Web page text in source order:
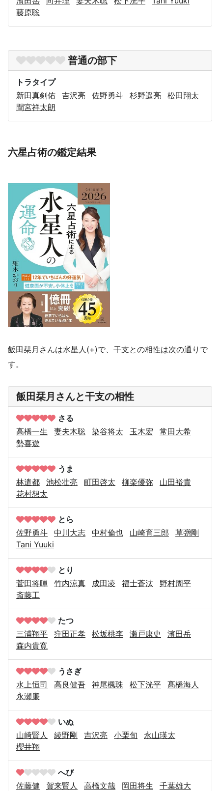
藤原聡
普通の部下
トラタイプ
新田真剣佑
吉沢亮 佐野勇斗 杉野遥亮
松田翔太
間宮祥太朗
六星占術の鑑定結果
飯田栞月さんは水星人(+)で、干支との相性は次の通りで
す。
飯田栞月さんと干支の相性
さる
高橋一生
妻夫木聡 染谷将太 玉木宏
常田大希
勢喜遊
うま
林遣都
池松壮亮 町田啓太 柳楽優弥
山田裕貴
花村想太
とら
佐野勇斗
中川大志 中村倫也 山崎育三郎
草彅剛
Tani Yuuki
とり
菅田将暉
竹内涼真 成田凌 福士蒼汰
野村周平
斎藤工
たつ
三浦翔平
窪田正孝 松坂桃李 瀬戸康史
濱田岳
森内貴寛
うさぎ
水上恒司
高良健吾 神尾楓珠 松下洸平
髙橋海人
永瀬廉
いぬ
山﨑賢人
綾野剛 吉沢亮 小栗旬
永山瑛太
櫻井翔
へび
佐藤健
賀来賢人 高橋文哉 岡田将生
千葉雄大